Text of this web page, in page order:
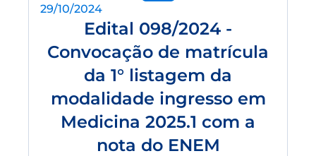
29/10/2024
Edital 098/2024 -
Convocação de matrícula
da 1° listagem da
modalidade ingresso em
Medicina 2025.1 com a
nota do ENEM